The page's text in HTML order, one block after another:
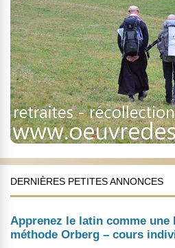
DERNIÈRES PETITES ANNONCES
Apprenez le latin comme une
méthode Orberg – cours